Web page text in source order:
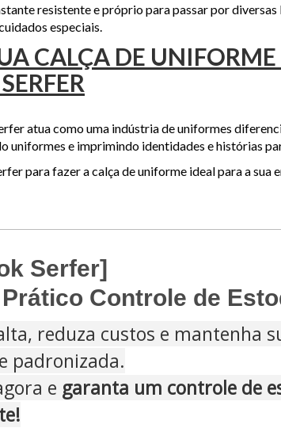
resistente e próprio para passar por diversas
especiais.
CALÇA DE
atua como uma indústria de uniformes
uniformes e imprimindo identidades e histórias
para fazer a calça de uniforme ideal para a sua
Serfer]
Controle de
reduza custos e mantenha
padronizada.
e garanta um controle de